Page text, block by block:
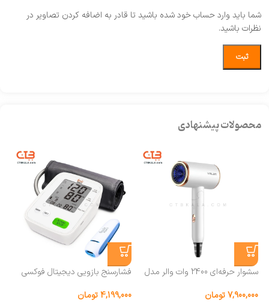
شما باید وارد حساب خود شده باشید تا قادر به اضافه کردن تصاویر در
نظرات باشید.
محصولات پیشنهادی
سشوار حرفه‌ای 2400 وات والر مدل
7,900,000تومان
فشارسنج بازویی دیجیتال فوکسی
4,199,000تومان